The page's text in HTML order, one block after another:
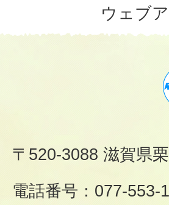
ウェブ
〒520-3088 滋賀県
電話番号：077-553-